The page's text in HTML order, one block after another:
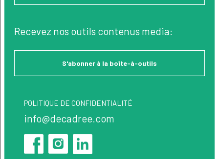
Recevez nos outils contenus media:
S'abonner à la boîte-à-outils
POLITIQUE DE CONFIDENTIALITÉ
info@decadree.com